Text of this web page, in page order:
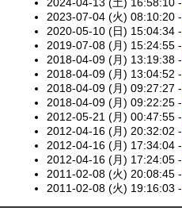
2023-07-04 (火) 08:10:20 -
2020-05-10 (日) 15:04:34 -
2019-07-08 (月) 15:24:55 -
2018-04-09 (月) 13:19:38 -
2018-04-09 (月) 13:04:52 -
2018-04-09 (月) 09:27:27 -
2018-04-09 (月) 09:22:25 -
2012-05-21 (月) 00:47:55 -
2012-04-16 (月) 20:32:02 -
2012-04-16 (月) 17:34:04 -
2012-04-16 (月) 17:24:05 -
2011-02-08 (火) 20:08:45 -
2011-02-08 (火) 19:16:03 -